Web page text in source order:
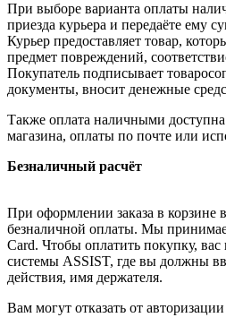
При выборе варианта оплаты
приезда курьера и передаёте ему
Курьер предоставляет товар,
предмет повреждений,
Покупатель подписывает
документы, вносит денежные
Также оплата наличными
магазина, оплаты по почте или
Безналичный расчёт
При оформлении заказа в корзине
безналичной оплаты. Мы
Card. Чтобы оплатить покупку, вас
системы ASSIST, где вы должны
действия, имя держателя.
Вам могут отказать от авторизации